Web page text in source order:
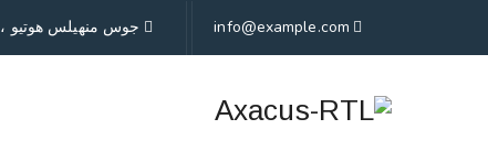
info@example.com جوس منهيلس هوتيو ، 1430 ماراسيل